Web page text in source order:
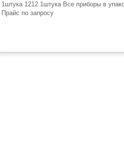
1штука 1212 1штука Все приборы в
Прайс по запросу